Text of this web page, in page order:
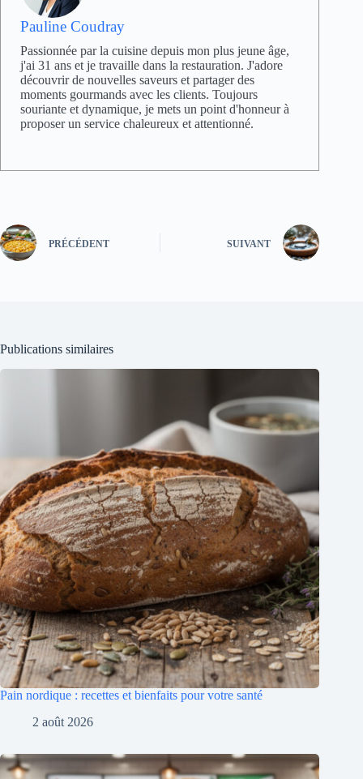
Pauline Coudray
Passionnée par la cuisine depuis mon plus jeune âge,
j'ai 31 ans et je travaille dans la restauration. J'adore
découvrir de nouvelles saveurs et partager des
moments gourmands avec les clients. Toujours
souriante et dynamique, je mets un point d'honneur à
proposer un service chaleureux et attentionné.
PRÉCÉDENT SUIVANT
Publications similaires
Pain nordique : recettes et bienfaits pour votre santé
2 août 2026